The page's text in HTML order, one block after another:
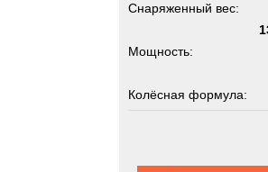
Снаряженный вес:
Мощность:
Колёсная формула: